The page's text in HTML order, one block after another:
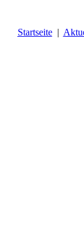
Startseite|